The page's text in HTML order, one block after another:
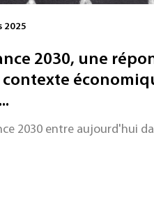
2025
2030, une
contexte
2030 entre aujourd'hui